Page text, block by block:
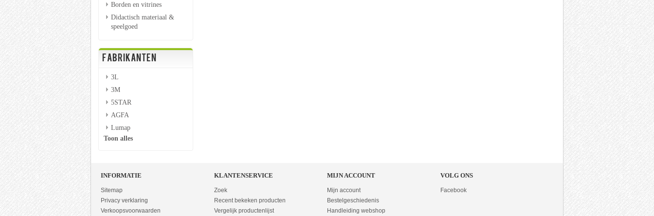
Borden en vitrines
Didactisch materiaal &
speelgoed
FABRIKANTEN
3L
3M
5STAR
AGFA
Lumap
Toon alles
INFORMATIE
Sitemap
Privacy verklaring
Verkoopsvoorwaarden
KLANTENSERVICE
Zoek
Recent bekeken producten
Vergelijk productenlijst
MIJN ACCOUNT
Mijn account
Bestelgeschiedenis
Handleiding webshop
VOLG ONS
Facebook